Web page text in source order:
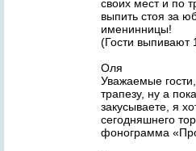
своих мест и по
выпить стоя за
именинницы!
(Гости выпивают
Оля
Уважаемые
трапезу, ну а
закусываете, я
сегодняшнего
фонограмма